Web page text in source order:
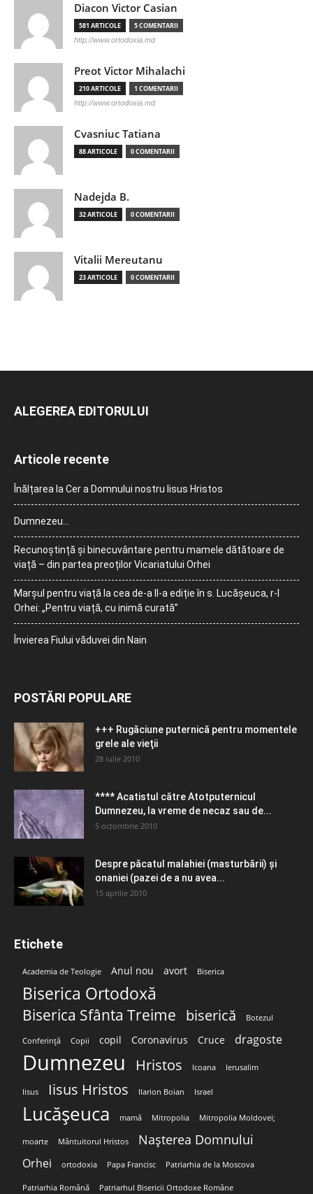
Diacon Victor Casian
581 ARTICOLE 5 COMENTARII
http://www.ortodoxia.md
Preot Victor Mihalachi
210 ARTICOLE 1 COMENTARII
http://www.ortodoxia.md
Cvasniuc Tatiana
88 ARTICOLE 0 COMENTARII
Nadejda B.
32 ARTICOLE 0 COMENTARII
Vitalii Mereutanu
23 ARTICOLE 0 COMENTARII
ALEGEREA EDITORULUI
Articole recente
Înălțarea la Cer a Domnului nostru Iisus Hristos
Dumnezeu…
Recunoștință și binecuvântare pentru mamele dătătoare de
viață – din partea preoților Vicariatului Orhei
Marșul pentru viață la cea de-a II-a ediție în s. Lucășeuca, r-l
Orhei: „Pentru viață, cu inimă curată”
Învierea Fiului văduvei din Nain
POSTĂRI POPULARE
+++ Rugăciune puternică pentru momentele
grele ale vieţii
28 iulie 2010
**** Acatistul către Atotputernicul
Dumnezeu, la vreme de necaz sau de...
5 octombrie 2010
Despre păcatul malahiei (masturbării) şi
onaniei (pazei de a nu avea...
15 aprilie 2010
Etichete
Academia de Teologie Anul nou avort Biserica
Biserica Ortodoxă
Biserica Sfânta Treime biserică Botezul
Conferință Copii copil Coronavirus Cruce dragoste
Dumnezeu Hristos Icoana Ierusalim
Iisus Iisus Hristos Ilarion Boian Israel
Lucășeuca mamă Mitropolia Mitropolia Moldovei;
moarte Mântuitorul Hristos Nașterea Domnului
Orhei ortodoxia Papa Francisc Patriarhia de la Moscova
Patriarhia Română Patriarhul Bisericii Ortodoxe Române